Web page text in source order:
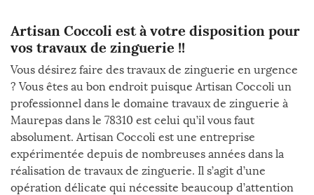
Artisan Coccoli est à votre disposition pour
vos travaux de zinguerie !!
Vous désirez faire des travaux de zinguerie en urgence
? Vous êtes au bon endroit puisque Artisan Coccoli un
professionnel dans le domaine travaux de zinguerie à
Maurepas dans le 78310 est celui qu’il vous faut
absolument. Artisan Coccoli est une entreprise
expérimentée depuis de nombreuses années dans la
réalisation de travaux de zinguerie. Il s’agit d’une
opération délicate qui nécessite beaucoup d’attention